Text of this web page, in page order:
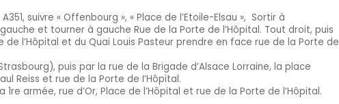
suivre « Offenbourg », « Place de l’Etoile-Elsau », Sortir à
et tourner à gauche Rue de la Porte de l’Hôpital. Tout droit, puis
de l’Hôpital et du Quai Louis Pasteur prendre en face rue de la Porte de
puis par la rue de la Brigade d’Alsace Lorraine, la place
Reiss et rue de la Porte de I’Hôpital.
armée, rue d’Or, Place de l’Hôpital et rue de la Porte de l’Hôpital.